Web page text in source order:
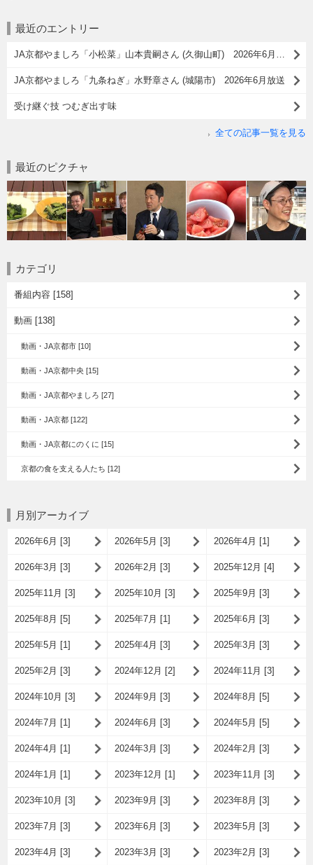
最近のエントリー
JA京都やましろ「九条ねぎ」水野章さん (城陽市) 2026年6月放送
受け継ぐ技 つむぎ出す味
全ての記事一覧を見る
最近のピクチャ
カテゴリ
番組内容 [158]
動画 [138]
動画・JA京都市 [10]
動画・JA京都中央 [15]
動画・JA京都やましろ [27]
動画・JA京都 [122]
動画・JA京都にのくに [15]
京都の食を支える人たち [12]
月別アーカイブ
2026年6月 [3] 2026年5月 [3] 2026年4月 [1]
2026年3月 [3] 2026年2月 [3] 2025年12月 [4]
2025年11月 [3] 2025年10月 [3] 2025年9月 [3]
2025年8月 [5] 2025年7月 [1] 2025年6月 [3]
2025年5月 [1] 2025年4月 [3] 2025年3月 [3]
2025年2月 [3] 2024年12月 [2] 2024年11月 [3]
2024年10月 [3] 2024年9月 [3] 2024年8月 [5]
2024年7月 [1] 2024年6月 [3] 2024年5月 [5]
2024年4月 [1] 2024年3月 [3] 2024年2月 [3]
2024年1月 [1] 2023年12月 [1] 2023年11月 [3]
2023年10月 [3] 2023年9月 [3] 2023年8月 [3]
2023年7月 [3] 2023年6月 [3] 2023年5月 [3]
2023年4月 [3] 2023年3月 [3] 2023年2月 [3]